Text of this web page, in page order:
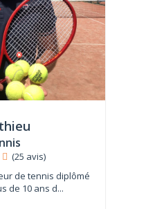
(25 avis)
de tennis diplômé
de 10 ans d...